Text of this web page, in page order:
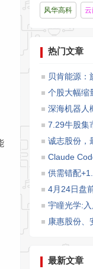
风华高科
热门文章
深海机器人
4月24日盘
最新文章